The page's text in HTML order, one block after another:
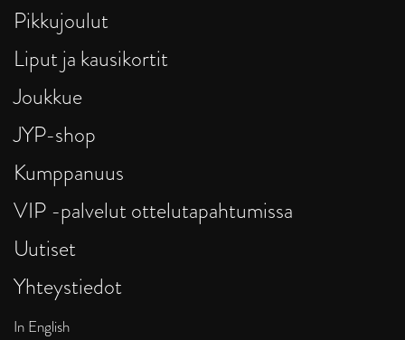
Pikkujoulut
Liput ja kausikortit
Joukkue
JYP-shop
Kumppanuus
VIP -palvelut ottelutapahtumissa
Uutiset
Yhteystiedot
In English